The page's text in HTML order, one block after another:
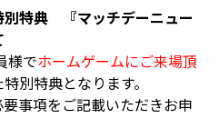
特典 『マッチデーニュー
様でホームゲームにご来場頂
別特典となります。
事項をご記載いただきお申